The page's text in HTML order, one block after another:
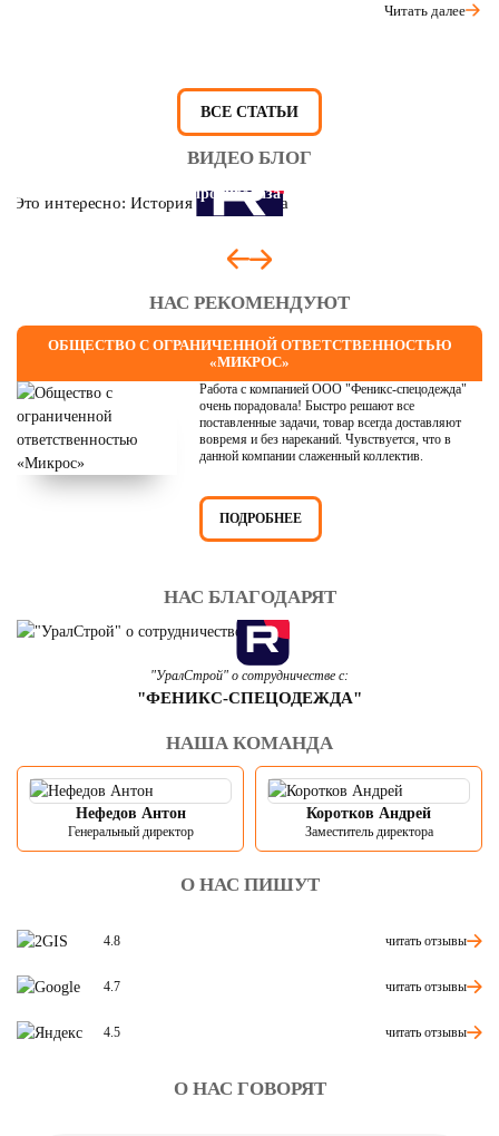
Читать далее
ВСЕ СТАТЬИ
ВИДЕО БЛОГ
Это интересно: История противогаза
НАС РЕКОМЕНДУЮТ
ОБЩЕСТВО С ОГРАНИЧЕННОЙ ОТВЕТСТВЕННОСТЬЮ
«МИКРОС»
Работа с компанией ООО "Феникс-спецодежда"
очень порадовала! Быстро решают все
поставленные задачи, товар всегда доставляют
вовремя и без нареканий. Чувствуется, что в
данной компании слаженный коллектив.
ПОДРОБНЕЕ
НАС БЛАГОДАРЯТ
"УралСтрой" о сотрудничестве с:
"ФЕНИКС-СПЕЦОДЕЖДА"
НАША КОМАНДА
Нефедов Антон
Генеральный директор
Коротков Андрей
Заместитель директора
О НАС ПИШУТ
4.8 читать отзывы
4.7 читать отзывы
4.5 читать отзывы
О НАС ГОВОРЯТ